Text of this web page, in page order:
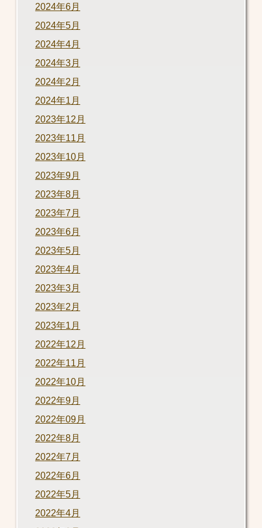
2024年6月
2024年5月
2024年4月
2024年3月
2024年2月
2024年1月
2023年12月
2023年11月
2023年10月
2023年9月
2023年8月
2023年7月
2023年6月
2023年5月
2023年4月
2023年3月
2023年2月
2023年1月
2022年12月
2022年11月
2022年10月
2022年9月
2022年09月
2022年8月
2022年7月
2022年6月
2022年5月
2022年4月